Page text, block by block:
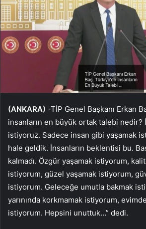
(ANKARA) -TİP Genel Başkanı Erkan
insanların en büyük ortak talebi nedir?
istiyoruz. Sadece insan gibi yaşamak
hale geldik. İnsanların beklentisi bu.
kalmadı. Özgür yaşamak istiyorum,
istiyorum, güzel yaşamak istiyorum,
istiyorum. Geleceğe umutla bakmak
yarınında korkmamak istiyorum,
istiyorum. Hepsini unuttuk…” dedi.